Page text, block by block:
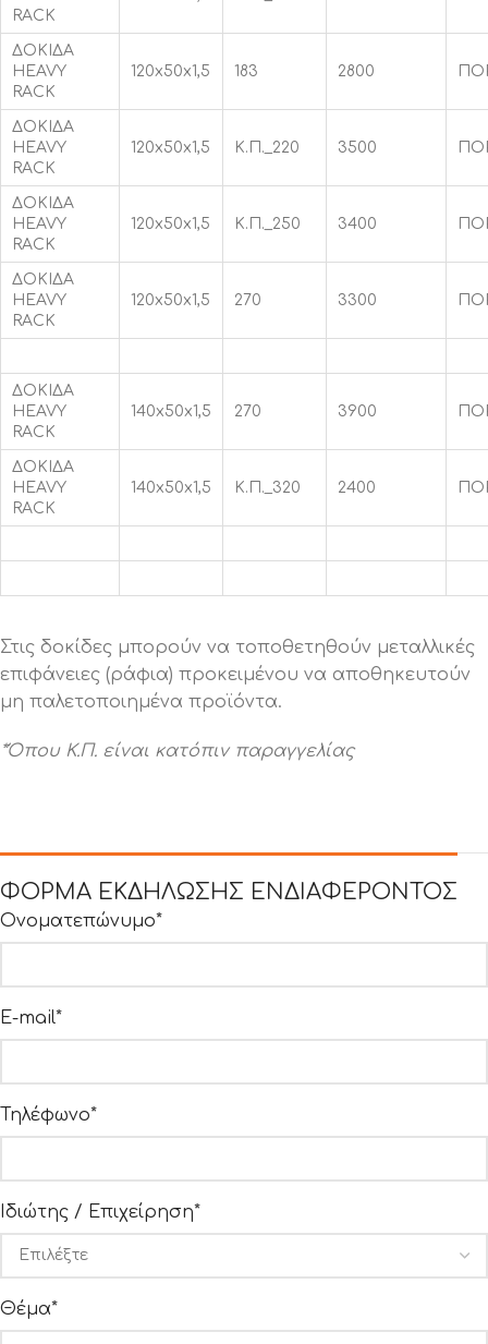
RACK
ΔΟΚΙΔΑ
HEAVY
RACK
120x50x1,5 183 2800
ΔΟΚΙΔΑ
HEAVY
RACK
120x50x1,5 Κ.Π._220 3500
ΔΟΚΙΔΑ
HEAVY
RACK
120x50x1,5 Κ.Π._250 3400
ΔΟΚΙΔΑ
HEAVY
RACK
120x50x1,5 270 3300
ΔΟΚΙΔΑ
HEAVY
RACK
140x50x1,5 270 3900
ΔΟΚΙΔΑ
HEAVY
RACK
140x50x1,5 Κ.Π._320 2400
Στις δοκίδες μπορούν να τοποθετηθούν μεταλλικές
επιφάνειες (ράφια) προκειμένου να αποθηκευτούν
μη παλετοποιημένα προϊόντα.
*Όπου Κ.Π. είναι κατόπιν παραγγελίας
ΦΟΡΜΑ ΕΚΔΗΛΩΣΗΣ ΕΝΔΙΑΦΕΡΟΝΤΟΣ
Ονοματεπώνυμο*
E-mail*
Τηλέφωνο*
Ιδιώτης / Επιχείρηση*
Θέμα*